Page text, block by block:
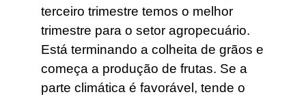
terceiro trimestre temos o melhor
trimestre para o setor agropecuário.
Está terminando a colheita de grãos e
começa a produção de frutas. Se a
parte climática é favorável, tende o